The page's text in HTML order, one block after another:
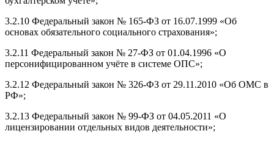
3.2.10 Федеральный закон № 165-ФЗ от 16.07.1999 «Об
основах обязательного социального страхования»;
3.2.11 Федеральный закон № 27-ФЗ от 01.04.1996 «О
персонифицированном учёте в системе ОПС»;
3.2.12 Федеральный закон № 326-ФЗ от 29.11.2010 «Об ОМС в
РФ»;
3.2.13 Федеральный закон № 99-ФЗ от 04.05.2011 «О
лицензировании отдельных видов деятельности»;